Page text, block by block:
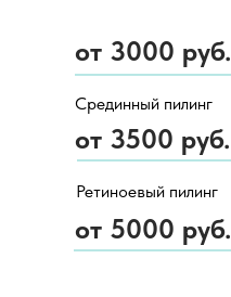
Срединный пилинг
от 3000 руб.
от 3500 руб.
Ретиноевый пилинг
от 5000 руб.